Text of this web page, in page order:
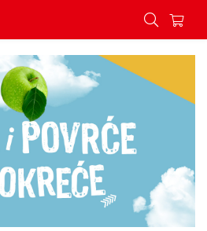
dan - doktor iz kuće van - Vijesti -